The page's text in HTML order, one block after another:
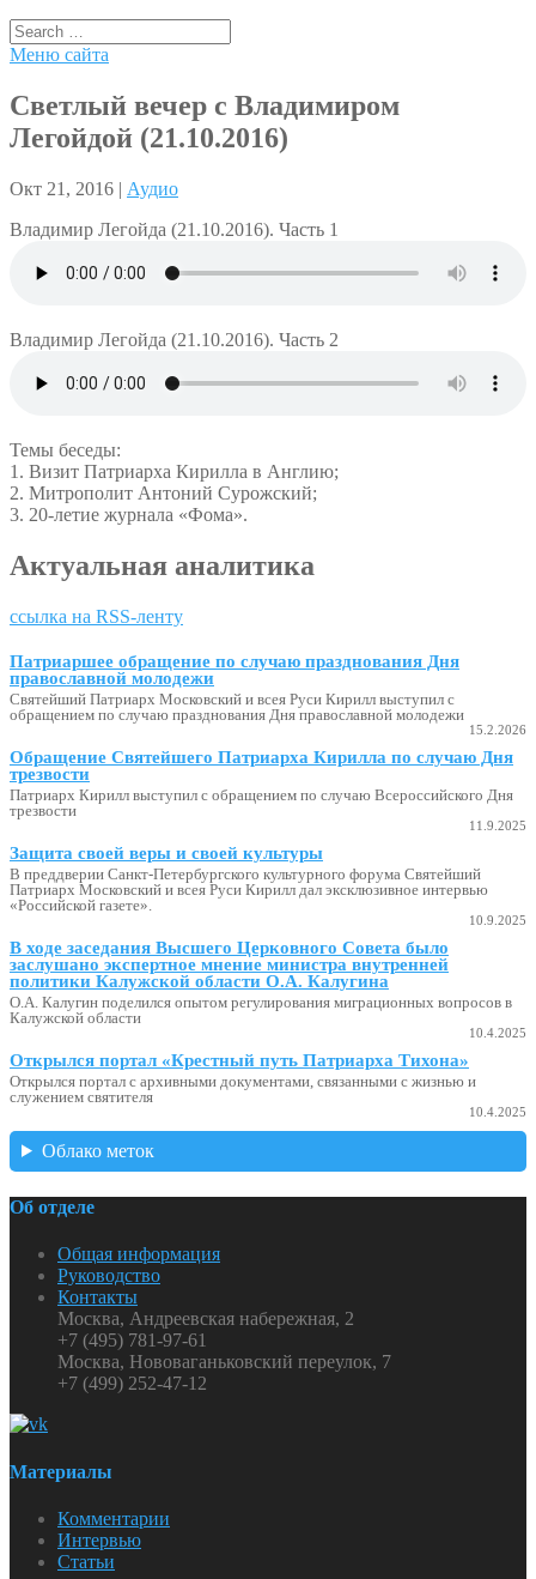
Меню сайта
Светлый вечер с Владимиром
Легойдой (21.10.2016)
Окт 21, 2016 | Аудио
Владимир Легойда (21.10.2016). Часть 1
Владимир Легойда (21.10.2016). Часть 2
Темы беседы:
1. Визит Патриарха Кирилла в Англию;
2. Митрополит Антоний Сурожский;
3. 20-летие журнала «Фома».
Актуальная аналитика
ссылка на RSS-ленту
Патриаршее обращение по случаю празднования Дня
православной молодежи
Святейший Патриарх Московский и всея Руси Кирилл выступил с
обращением по случаю празднования Дня православной молодежи
15.2.2026
Обращение Святейшего Патриарха Кирилла по случаю Дня
трезвости
Патриарх Кирилл выступил с обращением по случаю Всероссийского Дня
трезвости
11.9.2025
Защита своей веры и своей культуры
В преддверии Санкт-Петербургского культурного форума Святейший
Патриарх Московский и всея Руси Кирилл дал эксклюзивное интервью
«Российской газете».
10.9.2025
В ходе заседания Высшего Церковного Совета было
заслушано экспертное мнение министра внутренней
политики Калужской области О.А. Калугина
О.А. Калугин поделился опытом регулирования миграционных вопросов в
Калужской области
10.4.2025
Открылся портал «Крестный путь Патриарха Тихона»
Открылся портал с архивными документами, связанными с жизнью и
служением святителя
10.4.2025
Облако меток
Об отделе
Общая информация
Руководство
Контакты
Москва, Андреевская набережная, 2
+7 (495) 781-97-61
Москва, Нововаганьковский переулок, 7
+7 (499) 252-47-12
Материалы
Комментарии
Интервью
Статьи